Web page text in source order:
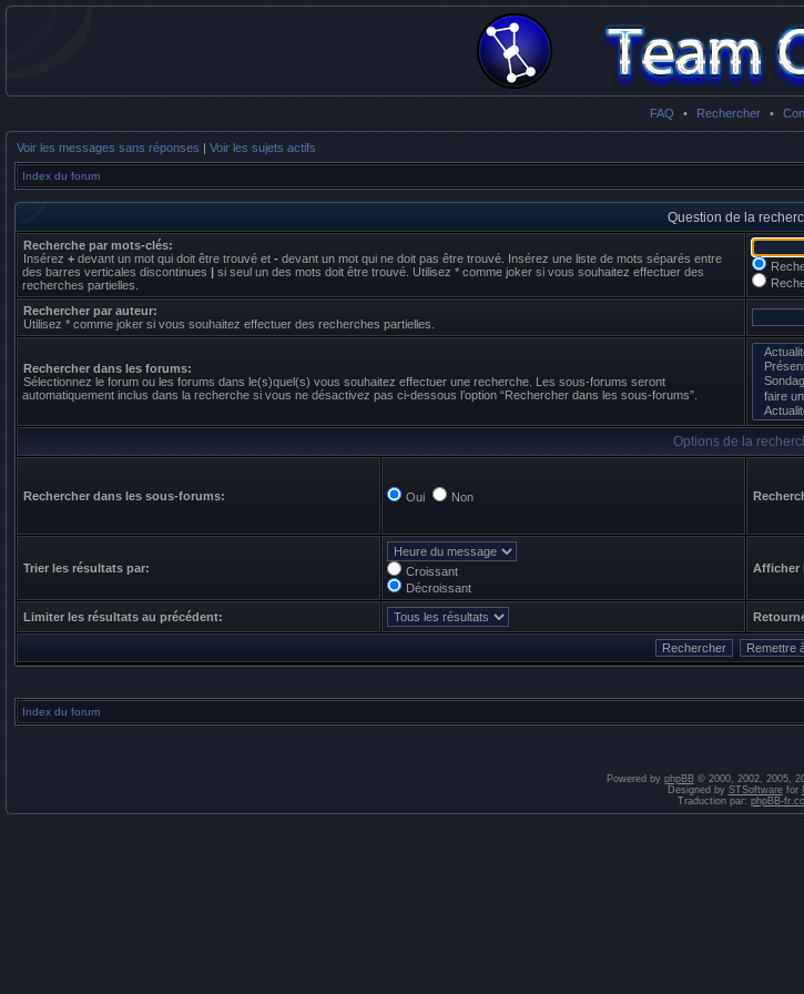
FAQ • Rechercher •
Voir les messages sans réponses | Voir les sujets actifs
Index du forum
Question de la
Recherche par mots-clés:
Insérez + devant un mot qui doit être trouvé et - devant un mot qui ne doit pas être trouvé. Insérez une liste de mots séparés entre
des barres verticales discontinues | si seul un des mots doit être trouvé. Utilisez * comme joker si vous souhaitez effectuer des
recherches partielles.
Rechercher par auteur:
Utilisez * comme joker si vous souhaitez effectuer des recherches partielles.
Rechercher dans les forums:
Sélectionnez le forum ou les forums dans le(s)quel(s) vous souhaitez effectuer une recherche. Les sous-forums seront
automatiquement inclus dans la recherche si vous ne désactivez pas ci-dessous l’option “Rechercher dans les sous-forums”.
Options de la
Rechercher dans les sous-forums: Oui Non
Trier les résultats par:
Croissant
Décroissant
Afficher
Limiter les résultats au précédent:
Index du forum
Powered by phpBB© 2000, 2002, 2005,
Designed by STSoftwarefor
Traduction par: phpBB-